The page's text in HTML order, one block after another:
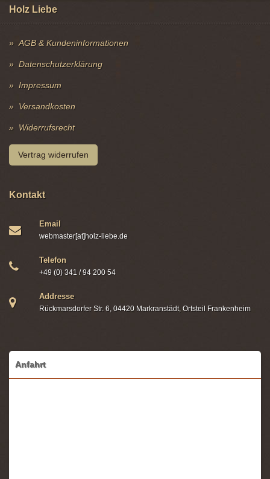
Holz Liebe
AGB & Kundeninformationen
Datenschutzerklärung
Impressum
Versandkosten
Widerrufsrecht
Vertrag widerrufen
Kontakt
Email
webmaster[at]holz-liebe.de
Telefon
+49 (0) 341 / 94 200 54
Addresse
Rückmarsdorfer Str. 6, 04420 Markranstädt, Ortsteil Frankenheim
Anfahrt